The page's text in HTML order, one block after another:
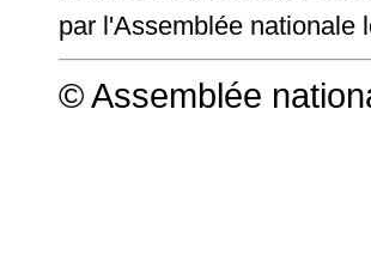
par l'Assemblée nationale
© Assemblée